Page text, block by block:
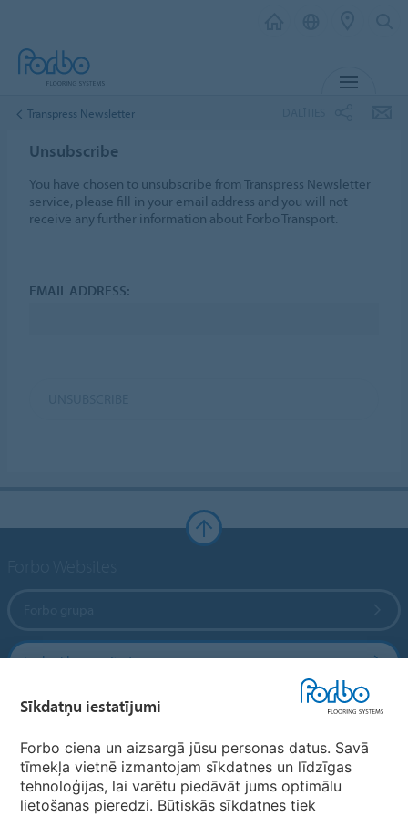
Transpress Newsletter
Unsubscribe
You have chosen to unsubscribe from Transpress Newsletter
service, please fill in your email address and you will not
receive any further information about Forbo Transport.
EMAIL ADDRESS:
Forbo Flooring Systems
Forbo Movement Systems
Valstu mājas lapas
Sīkdatņu iestatījumi
Forbo ciena un aizsargā jūsu personas datus. Savā
tīmekļa vietnē izmantojam sīkdatnes un līdzīgas
tehnoloģijas, lai varētu piedāvāt jums optimālu
lietošanas pieredzi. Būtiskās sīkdatnes tiek